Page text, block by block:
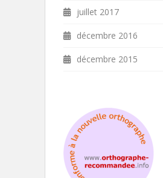
juillet 2017
décembre 2016
décembre 2015